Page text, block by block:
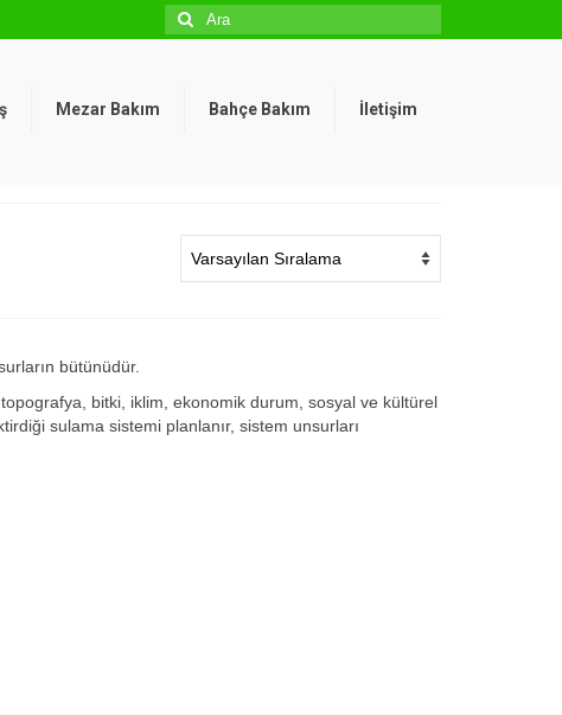
Şunu
ara:
Mezar Bakım Bahçe Bakım İletişim
bütünüdür.
bitki, iklim, ekonomik durum, sosyal ve kültürel
sulama sistemi planlanır, sistem unsurları